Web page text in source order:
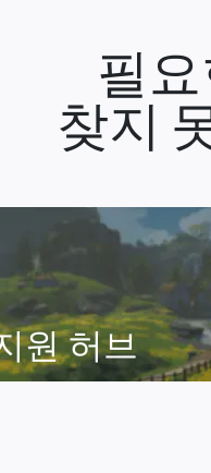
필
찾지
원 허브